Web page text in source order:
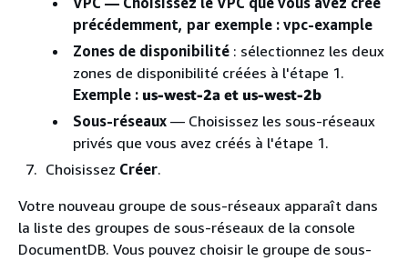
précédemment, par exemple : vpc-example
Zones de disponibilité : sélectionnez les deux
zones de disponibilité créées à l'étape 1.
Exemple : us-west-2a et us-west-2b
Sous-réseaux — Choisissez les sous-réseaux
privés que vous avez créés à l'étape 1.
Choisissez Créer.
Votre nouveau groupe de sous-réseaux apparaît dans
la liste des groupes de sous-réseaux de la console
DocumentDB. Vous pouvez choisir le groupe de sous-